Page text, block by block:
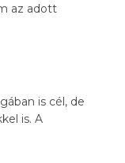
az adott
is cél, de
is. A